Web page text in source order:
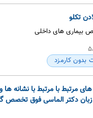
تکلو
بیماری های داخلی
بدون کارمزد
مرتبط با مرتبط با نشانه ها
دکتر الماسی فوق تخصص